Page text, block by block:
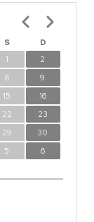
S
D
1
2
8
9
15
16
22
23
29
30
5 6
Paginación